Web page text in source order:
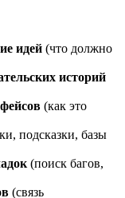
идей (что должно
историй
(как это
подсказки, базы
(поиск багов,
(связь